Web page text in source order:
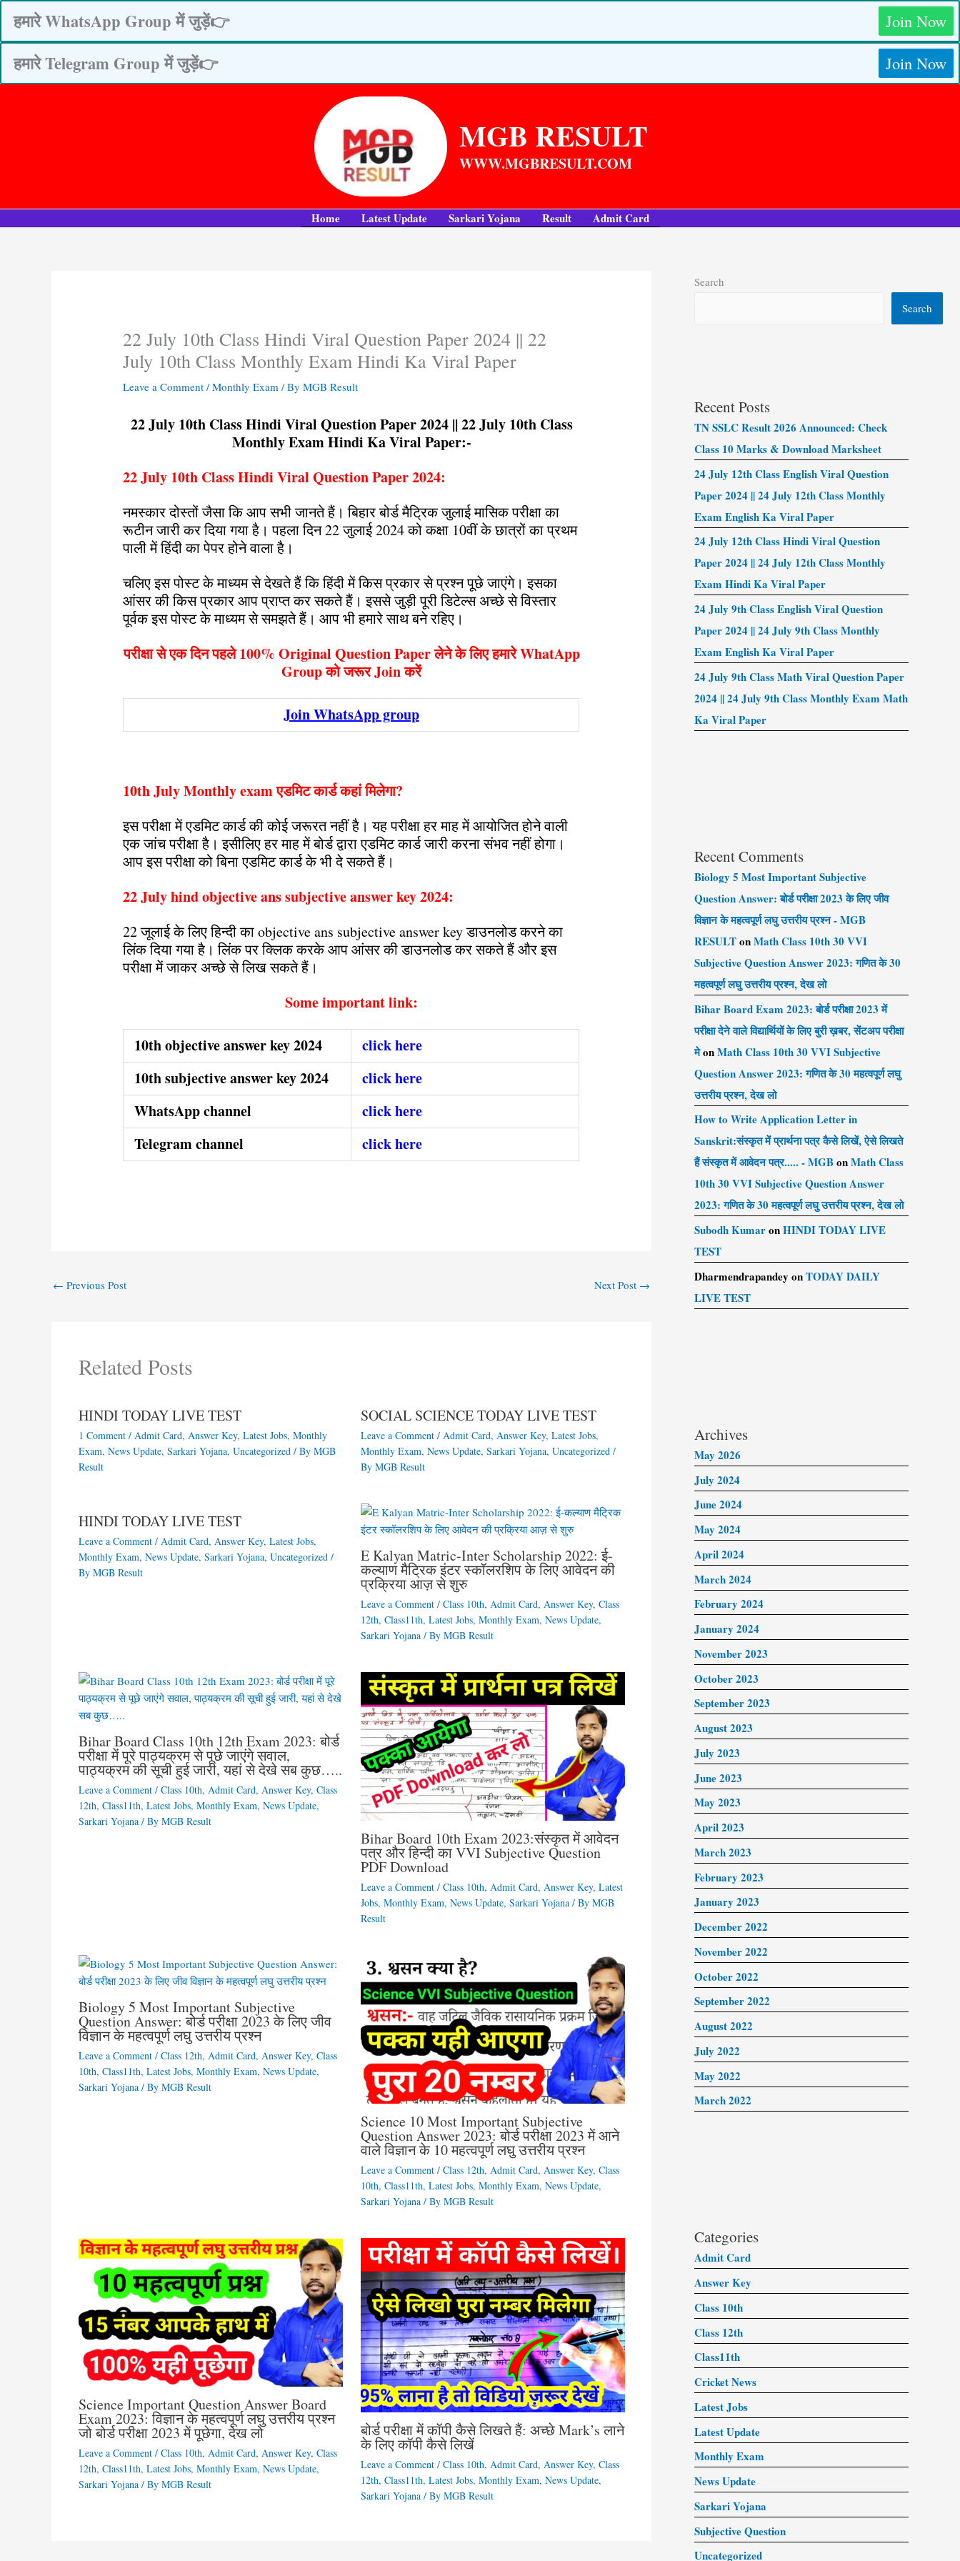
हमारे WhatsApp Group में जुड़ें👉 Join Now
हमारे Telegram Group में जुड़ें👉 Join Now
content
MGB RESULT
WWW.MGBRESULT.COM
Home Latest Update Sarkari Yojana Result Admit Card
22 July 10th Class Hindi Viral Question Paper 2024 || 22
July 10th Class Monthly Exam Hindi Ka Viral Paper
Leave a Comment /Monthly Exam / ByMGB Result
22 July 10th Class Hindi Viral Question Paper 2024 || 22 July 10th Class
Monthly Exam Hindi Ka Viral Paper:-
22 July 10th Class Hindi Viral Question Paper 2024:
नमस्कार दोस्तों जैसा कि आप सभी जानते हैं। बिहार बोर्ड मैट्रिक जुलाई मासिक परीक्षा का
रूटीन जारी कर दिया गया है। पहला दिन 22 जुलाई 2024 को कक्षा 10वीं के छात्रों का प्रथम
पाली में हिंदी का पेपर होने वाला है।
चलिए इस पोस्ट के माध्यम से देखते हैं कि हिंदी में किस प्रकार से प्रश्न पूछे जाएंगे। इसका
आंसर की किस प्रकार आप प्राप्त कर सकते हैं। इससे जुड़ी पूरी डिटेल्स अच्छे से विस्तार
पूर्वक इस पोस्ट के माध्यम से समझते हैं। आप भी हमारे साथ बने रहिए।
परीक्षा से एक दिन पहले 100% Original Question Paper लेने के लिए हमारे WhatApp
Group को जरूर Join करें
Join WhatsApp group
10th July Monthly exam एडमिट कार्ड कहां मिलेगा?
इस परीक्षा में एडमिट कार्ड की कोई जरूरत नहीं है। यह परीक्षा हर माह में आयोजित होने वाली
एक जांच परीक्षा है। इसीलिए हर माह में बोर्ड द्वारा एडमिट कार्ड जारी करना संभव नहीं होगा।
आप इस परीक्षा को बिना एडमिट कार्ड के भी दे सकते हैं।
22 July hind objective ans subjective answer key 2024:
22 जूलाई के लिए हिन्दी का objective ans subjective answer key डाउनलोड करने का
लिंक दिया गया है। लिंक पर क्लिक करके आप आंसर की डाउनलोड कर सकते हैं और इस
परीक्षा में जाकर अच्छे से लिख सकते हैं।
Some important link:
10th objective answer key 2024
click here
10th subjective answer key 2024
click here
WhatsApp channel
click here
Telegram channel
click here
← Previous Post Next Post →
Related Posts
HINDI TODAY LIVE TEST
1 Comment / Admit Card, Answer Key, Latest Jobs, Monthly
Exam, News Update, Sarkari Yojana, Uncategorized / By MGB
Result
SOCIAL SCIENCE TODAY LIVE TEST
Leave a Comment / Admit Card, Answer Key, Latest Jobs,
Monthly Exam, News Update, Sarkari Yojana, Uncategorized /
By MGB Result
HINDI TODAY LIVE TEST
Leave a Comment / Admit Card, Answer Key, Latest Jobs,
Monthly Exam, News Update, Sarkari Yojana, Uncategorized /
By MGB Result
E Kalyan Matric-Inter Scholarship 2022: ई-
कल्याण मैट्रिक इंटर स्कॉलरशिप के लिए आवेदन की
प्रक्रिया आज़ से शुरु
Leave a Comment / Class 10th, Admit Card, Answer Key, Class
12th, Class11th, Latest Jobs, Monthly Exam, News Update,
Sarkari Yojana/ By MGB Result
Bihar Board Class 10th 12th Exam 2023: बोर्ड
परीक्षा में पूरे पाठ्यक्रम से पूछे जाएंगे सवाल,
पाठ्यक्रम की सूची हुई जारी, यहां से देखे सब कुछ…..
Leave a Comment / Class 10th, Admit Card, Answer Key, Class
12th, Class11th, Latest Jobs, Monthly Exam, News Update,
Sarkari Yojana/ By MGB Result
Bihar Board 10th Exam 2023:संस्कृत में आवेदन
पत्र और हिन्दी का VVI Subjective Question
PDF Download
Leave a Comment / Class 10th, Admit Card, Answer Key, Latest
Jobs, Monthly Exam, News Update, Sarkari Yojana/ By MGB
Result
Biology 5 Most Important Subjective
Question Answer: बोर्ड परीक्षा 2023 के लिए जीव
विज्ञान के महत्वपूर्ण लघु उत्तरीय प्रश्न
Leave a Comment / Class 12th, Admit Card, Answer Key, Class
10th, Class11th, Latest Jobs, Monthly Exam, News Update,
Sarkari Yojana/ By MGB Result
Science 10 Most Important Subjective
Question Answer 2023: बोर्ड परीक्षा 2023 में आने
वाले विज्ञान के 10 महत्वपूर्ण लघु उत्तरीय प्रश्न
Leave a Comment / Class 12th, Admit Card, Answer Key, Class
10th, Class11th, Latest Jobs, Monthly Exam, News Update,
Sarkari Yojana/ By MGB Result
Science Important Question Answer Board
Exam 2023: विज्ञान के महत्वपूर्ण लघु उत्तरीय प्रश्न
जो बोर्ड परीक्षा 2023 में पूछेगा, देख लो
Leave a Comment / Class 10th, Admit Card, Answer Key, Class
12th, Class11th, Latest Jobs, Monthly Exam, News Update,
Sarkari Yojana/ By MGB Result
बोर्ड परीक्षा में कॉपी कैसे लिखते हैं: अच्छे Mark’s लाने
के लिए कॉपी कैसे लिखें
Leave a Comment / Class 10th, Admit Card, Answer Key, Class
12th, Class11th, Latest Jobs, Monthly Exam, News Update,
Sarkari Yojana/ By MGB Result
Search
Search
Recent Posts
TN SSLC Result 2026 Announced: Check
Class 10 Marks & Download Marksheet
24 July 12th Class English Viral Question
Paper 2024 || 24 July 12th Class Monthly
Exam English Ka Viral Paper
24 July 12th Class Hindi Viral Question
Paper 2024 || 24 July 12th Class Monthly
Exam Hindi Ka Viral Paper
24 July 9th Class English Viral Question
Paper 2024 || 24 July 9th Class Monthly
Exam English Ka Viral Paper
24 July 9th Class Math Viral Question Paper
2024 || 24 July 9th Class Monthly Exam Math
Ka Viral Paper
Recent Comments
Biology 5 Most Important Subjective
Question Answer: बोर्ड परीक्षा 2023 के लिए जीव
विज्ञान के महत्वपूर्ण लघु उत्तरीय प्रश्न - MGB
RESULTonMath Class 10th 30 VVI
Subjective Question Answer 2023: गणित के 30
महत्वपूर्ण लघु उत्तरीय प्रश्न, देख लो
Bihar Board Exam 2023: बोर्ड परीक्षा 2023 में
परीक्षा देने वाले विद्यार्थियों के लिए बुरी ख़बर, सेंटअप परीक्षा
मेonMath Class 10th 30 VVI Subjective
Question Answer 2023: गणित के 30 महत्वपूर्ण लघु
उत्तरीय प्रश्न, देख लो
How to Write Application Letter in
Sanskrit:संस्कृत में प्रार्थना पत्र कैसे लिखें, ऐसे लिखते
हैं संस्कृत में आवेदन पत्र..... - MGBonMath Class
10th 30 VVI Subjective Question Answer
2023: गणित के 30 महत्वपूर्ण लघु उत्तरीय प्रश्न, देख लो
Subodh KumaronHINDI TODAY LIVE
TEST
Dharmendrapandey onTODAY DAILY
LIVE TEST
Archives
May 2026
July 2024
June 2024
May 2024
April 2024
March 2024
February 2024
January 2024
November 2023
October 2023
September 2023
August 2023
July 2023
June 2023
May 2023
April 2023
March 2023
February 2023
January 2023
December 2022
November 2022
October 2022
September 2022
August 2022
July 2022
May 2022
March 2022
Categories
Admit Card
Answer Key
Class 10th
Class 12th
Class11th
Cricket News
Latest Jobs
Latest Update
Monthly Exam
News Update
Sarkari Yojana
Subjective Question
Uncategorized